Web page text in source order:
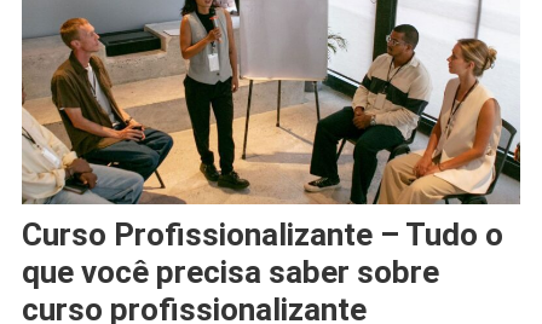
Curso Profissionalizante – Tudo o
que você precisa saber sobre
curso profissionalizante